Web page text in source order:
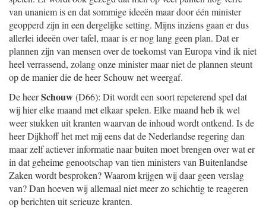
van unaniem is en dat sommige ideeën maar door één minister
geopperd zijn in een dergelijke setting. Mijns inziens gaan er dus
allerlei ideeën over tafel, maar is er nog lang geen plan. Dat er
plannen zijn van mensen over de toekomst van Europa vind ik niet
heel verrassend, zolang onze minister maar niet de plannen steunt
op de manier die de heer Schouw net weergaf.
De heerSchouw(D66): Dit wordt een soort repeterend spel dat
wij hier elke maand met elkaar spelen. Elke maand heb ik wel
weer stukken uit kranten waarvan de inhoud wordt ontkend. Is de
heer Dijkhoff het met mij eens dat de Nederlandse regering dan
maar zelf actiever informatie naar buiten moet brengen over wat er
in dat geheime genootschap van tien ministers van Buitenlandse
Zaken wordt besproken? Waarom krijgen wij daar geen verslag
van? Dan hoeven wij allemaal niet meer zo schichtig te reageren
op berichten uit serieuze kranten.